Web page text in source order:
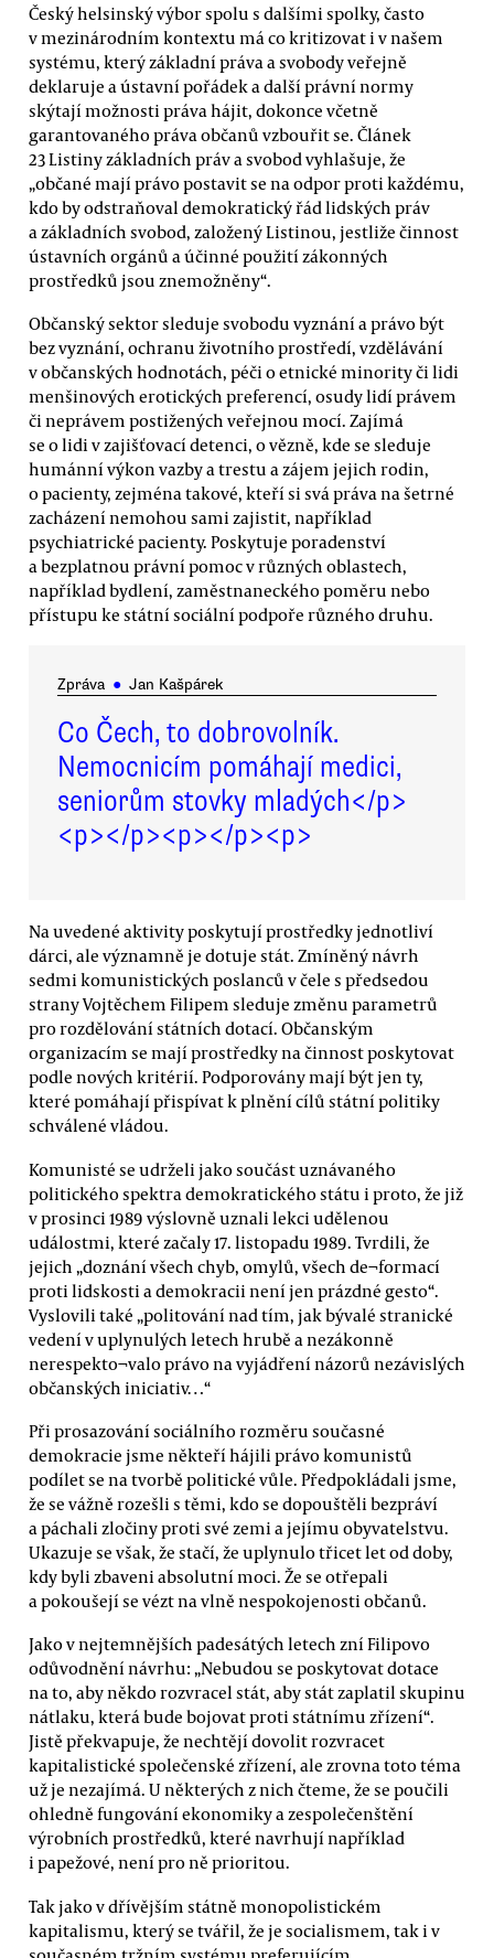
Český helsinský výbor spolu s dalšími spolky, často
v mezinárodním kontextu má co kritizovat i v našem
systému, který základní práva a svobody veřejně
deklaruje a ústavní pořádek a další právní normy
skýtají možnosti práva hájit, dokonce včetně
garantovaného práva občanů vzbouřit se. Článek
23 Listiny základních práv a svobod vyhlašuje, že
„občané mají právo postavit se na odpor proti každému,
kdo by odstraňoval demokratický řád lidských práv
a základních svobod, založený Listinou, jestliže činnost
ústavních orgánů a účinné použití zákonných
prostředků jsou znemožněny“.
Občanský sektor sleduje svobodu vyznání a právo být
bez vyznání, ochranu životního prostředí, vzdělávání
v občanských hodnotách, péči o etnické minority či lidi
menšinových erotických preferencí, osudy lidí právem
či neprávem postižených veřejnou mocí. Zajímá
se o lidi v zajišťovací detenci, o vězně, kde se sleduje
humánní výkon vazby a trestu a zájem jejich rodin,
o pacienty, zejména takové, kteří si svá práva na šetrné
zacházení nemohou sami zajistit, například
psychiatrické pacienty. Poskytuje poradenství
a bezplatnou právní pomoc v různých oblastech,
například bydlení, zaměstnaneckého poměru nebo
přístupu ke státní sociální podpoře různého druhu.
Zpráva ● Jan Kašpárek
Co Čech, to dobrovolník.
Nemocnicím pomáhají medici,
seniorům stovky mladých</p>
<p></p><p></p><p>
Na uvedené aktivity poskytují prostředky jednotliví
dárci, ale významně je dotuje stát. Zmíněný návrh
sedmi komunistických poslanců v čele s předsedou
strany Vojtěchem Filipem sleduje změnu parametrů
pro rozdělování státních dotací. Občanským
organizacím se mají prostředky na činnost poskytovat
podle nových kritérií. Podporovány mají být jen ty,
které pomáhají přispívat k plnění cílů státní politiky
schválené vládou.
Komunisté se udrželi jako součást uznávaného
politického spektra demokratického státu i proto, že již
v prosinci 1989 výslovně uznali lekci udělenou
událostmi, které začaly 17. listopadu 1989. Tvrdili, že
jejich „doznání všech chyb, omylů, všech de¬formací
proti lidskosti a demokracii není jen prázdné gesto“.
Vyslovili také „politování nad tím, jak bývalé stranické
vedení v uplynulých letech hrubě a nezákonně
nerespekto¬valo právo na vyjádření názorů nezávislých
občanských iniciativ…“
Při prosazování sociálního rozměru současné
demokracie jsme někteří hájili právo komunistů
podílet se na tvorbě politické vůle. Předpokládali jsme,
že se vážně rozešli s těmi, kdo se dopouštěli bezpráví
a páchali zločiny proti své zemi a jejímu obyvatelstvu.
Ukazuje se však, že stačí, že uplynulo třicet let od doby,
kdy byli zbaveni absolutní moci. Že se otřepali
a pokoušejí se vézt na vlně nespokojenosti občanů.
Jako v nejtemnějších padesátých letech zní Filipovo
odůvodnění návrhu: „Nebudou se poskytovat dotace
na to, aby někdo rozvracel stát, aby stát zaplatil skupinu
nátlaku, která bude bojovat proti státnímu zřízení“.
Jistě překvapuje, že nechtějí dovolit rozvracet
kapitalistické společenské zřízení, ale zrovna toto téma
už je nezajímá. U některých z nich čteme, že se poučili
ohledně fungování ekonomiky a zespolečenštění
výrobních prostředků, které navrhují například
i papežové, není pro ně prioritou.
Tak jako v dřívějším státně monopolistickém
kapitalismu, který se tvářil, že je socialismem, tak i v